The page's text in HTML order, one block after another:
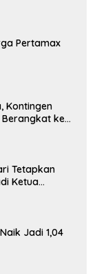
Pertamax
Kontingen
Berangkat ke
Tetapkan
Ketua
Jadi 1,04